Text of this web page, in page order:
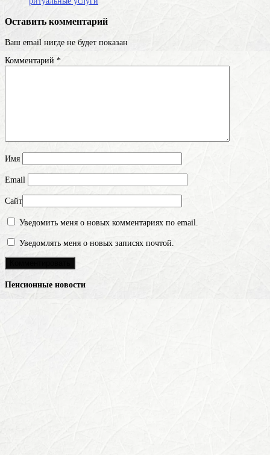
Оставить комментарий
Ваш email нигде не будет показан
Комментарий *
Имя
Email
Сайт
Уведомить меня о новых комментариях по email.
Уведомлять меня о новых записях почтой.
Пенсионные новости